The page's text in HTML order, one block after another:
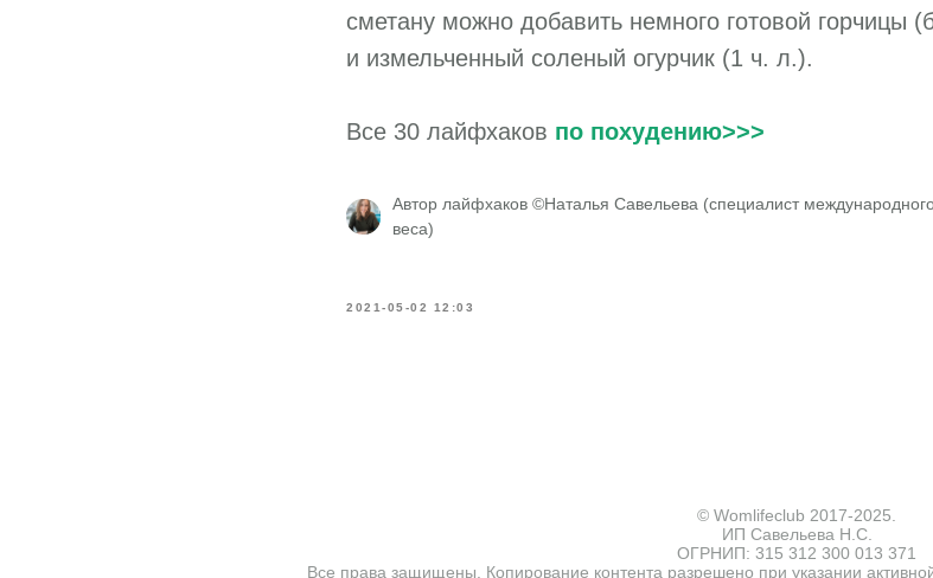
сметану можно добавить немного готовой горчицы
и измельченный соленый огурчик (1 ч. л.).
Все 30 лайфхаков по похудению>>>
Автор лайфхаков ©Наталья Савельева (специалист
веса)
2021-05-02 12:03
© Womlifeclub 2017-2025.
ИП Савельева Н.С.
ОГРНИП: 315 312 300 013 371
Все права защищены. Копирование контента разрешено при указании